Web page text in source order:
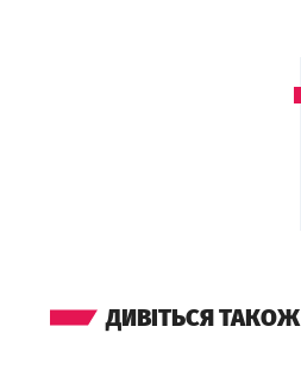
ДИВІТЬСЯ ТАКОЖ